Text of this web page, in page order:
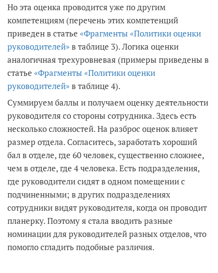
Но эта оценка проводится уже по другим
компетенциям (перечень этих компетенций
приведен в статье «Фрагменты «Политики оценки
руководителей»в таблице 3). Логика оценки
аналогичная трехуровневая (примеры приведены в
статье «Фрагменты «Политики оценки
руководителей»в таблице 4).
Суммируем баллы и получаем оценку деятельности
руководителя со стороны сотрудника. Здесь есть
несколько сложностей. На разброс оценок влияет
размер отдела. Согласитесь, заработать хороший
бал в отделе, где 60 человек, существенно сложнее,
чем в отделе, где 4 человека. Есть подразделения,
где руководители сидят в одном помещении с
подчиненными; в других подразделениях
сотрудники видят руководителя, когда он проводит
планерку. Поэтому я стала вводить разные
номинации для руководителей разных отделов, что
помогло сгладить подобные различия.